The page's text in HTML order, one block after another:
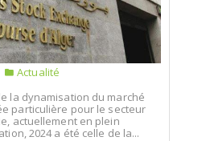
Actualité
la dynamisation du marché
particulière pour le secteur
actuellement en plein
2024 a été celle de la...